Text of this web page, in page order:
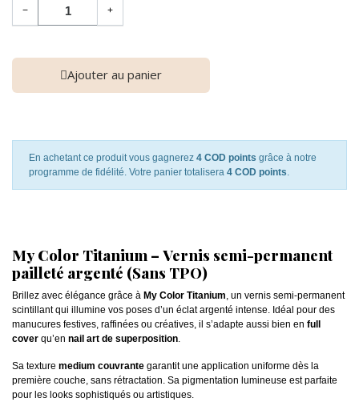
− +
Ajouter au panier
En achetant ce produit vous gagnerez 4 COD points grâce à notre
programme de fidélité. Votre panier totalisera 4 COD points.
My Color Titanium – Vernis semi-permanent
pailleté argenté (Sans TPO)
Brillez avec élégance grâce à My Color Titanium, un vernis semi-permanent
scintillant qui illumine vos poses d’un éclat argenté intense. Idéal pour des
manucures festives, raffinées ou créatives, il s’adapte aussi bien en full
cover qu’en nail art de superposition.
Sa texture medium couvrante garantit une application uniforme dès la
première couche, sans rétractation. Sa pigmentation lumineuse est parfaite
pour les looks sophistiqués ou artistiques.